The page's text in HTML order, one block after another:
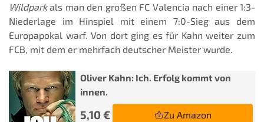
Wildparkals man den großen FC Valencia nach einer 1:3-
Niederlage im Hinspiel mit einem 7:0-Sieg aus dem
Europapokal warf. Von dort ging es für Kahn weiter zum
FCB, mit dem er mehrfach deutscher Meister wurde.
Oliver Kahn: Ich. Erfolg kommt von
innen.
5,10 € Zu Amazon